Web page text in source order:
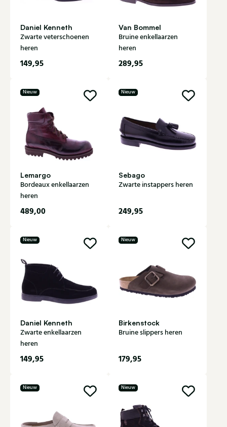
Daniel Kenneth
Zwarte veterschoenen
heren
149,95
Van Bommel
Bruine enkellaarzen
heren
289,95
Nieuw
Lemargo
Bordeaux enkellaarzen
heren
489,00
Nieuw
Sebago
Zwarte instappers heren
249,95
Nieuw
Daniel Kenneth
Zwarte enkellaarzen
heren
149,95
Nieuw
Birkenstock
Bruine slippers heren
179,95
Nieuw Nieuw